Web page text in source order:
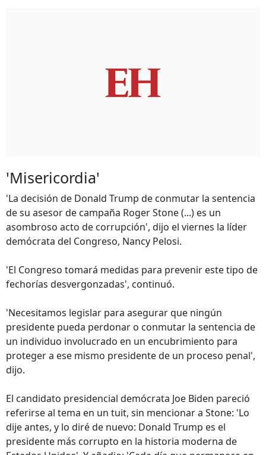
'Misericordia'
'La decisión de Donald Trump de conmutar la sentencia
de su asesor de campaña Roger Stone (...) es un
asombroso acto de corrupción', dijo el viernes la líder
demócrata del Congreso, Nancy Pelosi.
'El Congreso tomará medidas para prevenir este tipo de
fechorías desvergonzadas', continuó.
'Necesitamos legislar para asegurar que ningún
presidente pueda perdonar o conmutar la sentencia de
un individuo involucrado en un encubrimiento para
proteger a ese mismo presidente de un proceso penal',
dijo.
El candidato presidencial demócrata Joe Biden pareció
referirse al tema en un tuit, sin mencionar a Stone: 'Lo
dije antes, y lo diré de nuevo: Donald Trump es el
presidente más corrupto en la historia moderna de